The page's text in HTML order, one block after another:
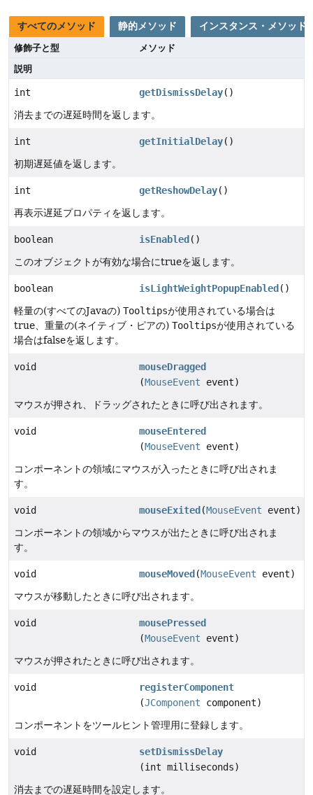
すべてのメソッド 静的メソッド インスタンス・メソッド
修飾子と型
メソッド
説明
int getDismissDelay()
消去までの遅延時間を返します。
int getInitialDelay()
初期遅延値を返します。
int getReshowDelay()
再表示遅延プロパティを返します。
boolean isEnabled ()
このオブジェクトが有効な場合にtrueを返します。
boolean isLightWeightPopupEnabled ()
軽量の(すべてのJavaの) Tooltipsが使用されている場合は
true、重量の(ネイティブ・ピアの) Tooltipsが使用されている
場合はfalseを返します。
void
mouseDragged
(MouseEvent event)
マウスが押され、ドラッグされたときに呼び出されます。
void
mouseEntered
(MouseEvent event)
コンポーネントの領域にマウスが入ったときに呼び出されま
す。
void mouseExited (MouseEvent event)
コンポーネントの領域からマウスが出たときに呼び出されま
す。
void mouseMoved (MouseEvent event)
マウスが移動したときに呼び出されます。
void
mousePressed
(MouseEvent event)
マウスが押されたときに呼び出されます。
void
registerComponent
(JComponent component)
コンポーネントをツールヒント管理用に登録します。
void
setDismissDelay
(int milliseconds)
消去までの遅延時間を設定します。